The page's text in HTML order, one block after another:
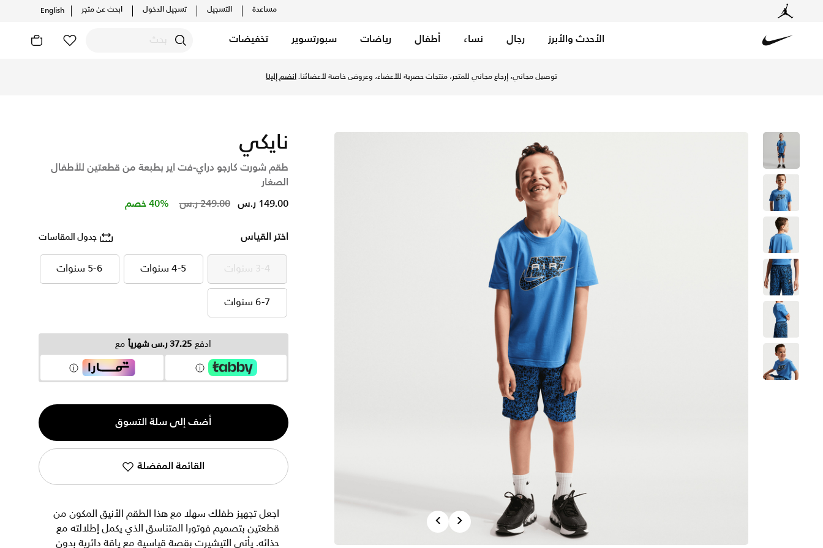
مساعدة التسجيل تسجيل الدخول ابحث عن متجر English
الأحدث والأبرز رجال نساء أطفال رياضات سبورتسوير تخفيضات
توصيل مجاني، إرجاع مجاني للمتجر، منتجات حصرية للأعضاء، وعروض خاصة لأعضائنا.انضم إلينا
PreviousNext
نايكي
طقم شورت كارجو دراي-فت اير بطبعة من قطعتين للأطفال
الصغار
Price reduced from
249.00 ر.س to 149.00 ر.س 40% خصم
اختر القياس جدول المقاسات
3-4 سنوات 3-4 سنوات 4-5 سنوات 4-5 سنوات 5-6 سنوات 5-6 سنوات
6-7 سنوات 6-7 سنوات
ادفع 37.25 ر.س شهرياً مع
الكمية
1
أضف إلى سلة التسوق
القائمة المفضلة
اجعل تجهيز طفلك سهلا مع هذا الطقم الأنيق المكون من
قطعتين بتصميم فوتورا المتناسق الذي يكمل إطلالته مع
حذائه. يأتي التيشيرت بقصة قياسية مع ياقة دائرية بدون